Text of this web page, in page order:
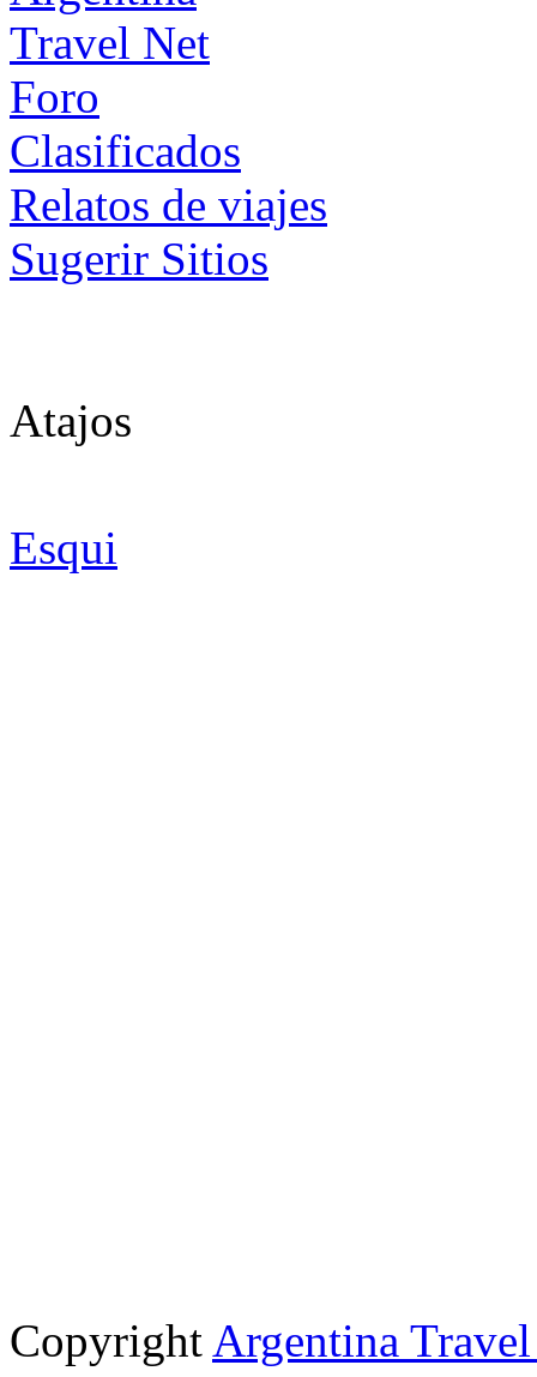
Foro
Clasificados
Relatos de viajes
Sugerir Sitios
Atajos
Esqui
Copyright Argentina